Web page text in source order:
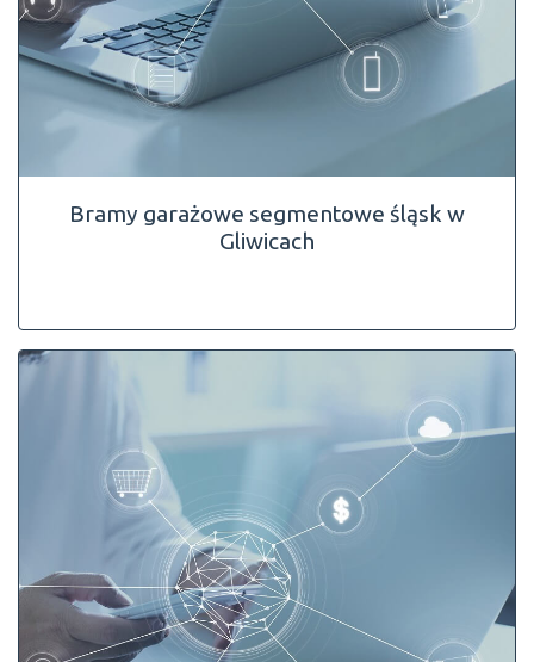
Bramy garażowe segmentowe śląsk w
Gliwicach